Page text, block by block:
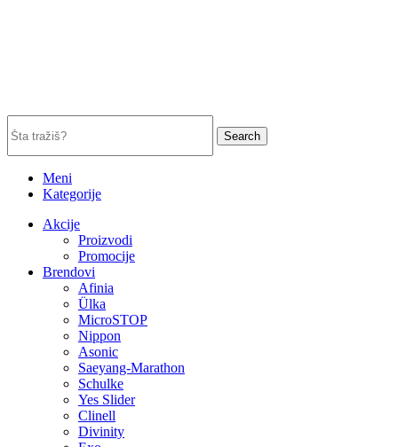
Search
Meni
Kategorije
Akcije
Proizvodi
Promocije
Brendovi
Afinia
Ülka
MicroSTOP
Nippon
Asonic
Saeyang-Marathon
Schulke
Yes Slider
Clinell
Divinity